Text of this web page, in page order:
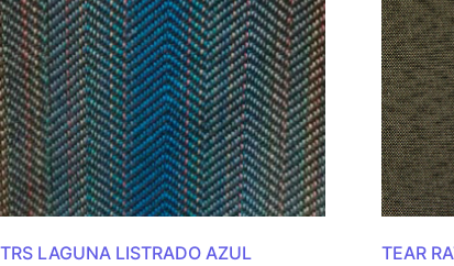
TRS LAGUNA LISTRADO AZUL TEAR